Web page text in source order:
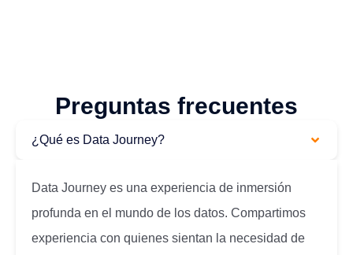
Preguntas frecuentes
¿Qué es Data Journey?
Data Journey es una experiencia de inmersión
profunda en el mundo de los datos. Compartimos
experiencia con quienes sientan la necesidad de